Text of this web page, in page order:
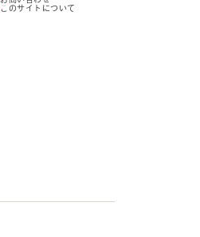
このサイトについて